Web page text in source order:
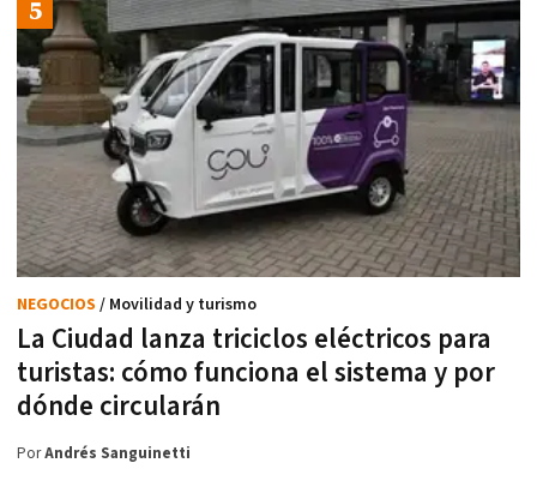
La Ciudad lanza triciclos eléctricos para
turistas: cómo funciona el sistema y por
dónde circularán
NEGOCIOS / Movilidad y turismo
PorAndrés Sanguinetti